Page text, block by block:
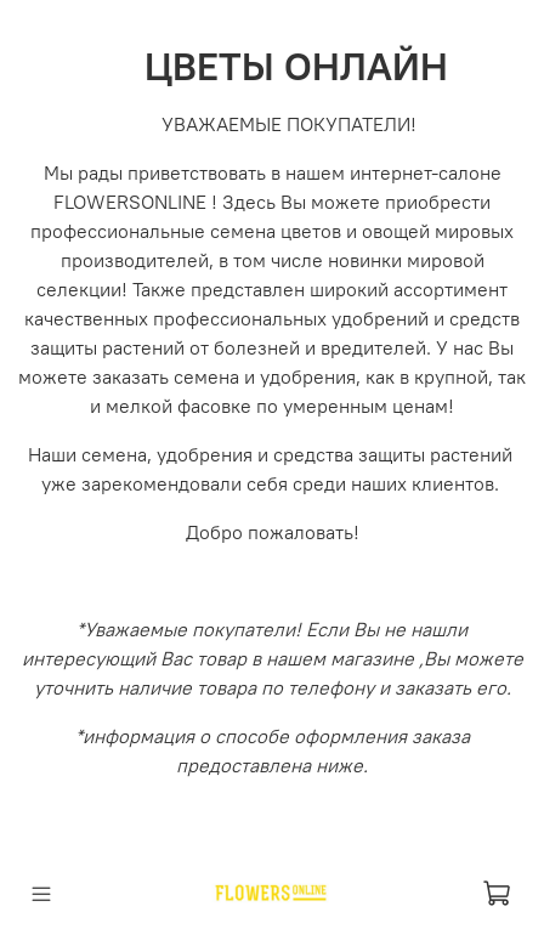
ЦВЕТЫ ОНЛАЙН
УВАЖАЕМЫЕ ПОКУПАТЕЛИ!
Мы рады приветствовать в нашем интернет-салоне
FLOWERSONLINE ! Здесь Вы можете приобрести
профессиональные семена цветов и овощей мировых
производителей, в том числе новинки мировой
селекции! Также представлен широкий ассортимент
качественных профессиональных удобрений и средств
защиты растений от болезней и вредителей. У нас Вы
можете заказать семена и удобрения, как в крупной, так
и мелкой фасовке по умеренным ценам!
Наши семена, удобрения и средства защиты растений
уже зарекомендовали себя среди наших клиентов.
Добро пожаловать!
*Уважаемые покупатели! Если Вы не нашли
интересующий Вас товар в нашем магазине ,Вы можете
уточнить наличие товара по телефону и заказать его.
*информация о способе оформления заказа
предоставлена ниже.